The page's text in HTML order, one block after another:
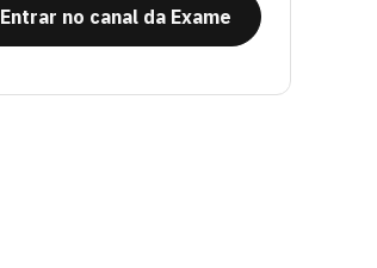
Entrar no canal da Exame